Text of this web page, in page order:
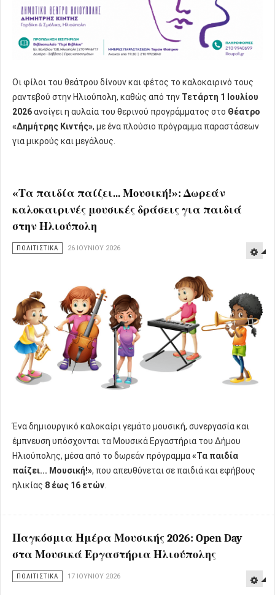
Οι φίλοι του θεάτρου δίνουν και φέτος το καλοκαιρινό τους
ραντεβού στην Ηλιούπολη, καθώς από την Τετάρτη 1 Ιουλίου
2026ανοίγει η αυλαία του θερινού προγράμματος στο Θέατρο
«Δημήτρης Κιντής», με ένα πλούσιο πρόγραμμα παραστάσεων
για μικρούς και μεγάλους.
«Τα παιδία παίζει... Μουσική!»: Δωρεάν
καλοκαιρινές μουσικές δράσεις για παιδιά
στην Ηλιούπολη
ΠΟΛΙΤΙΣΤΙΚΑ 26 ΙΟΥΝΊΟΥ 2026
Ένα δημιουργικό καλοκαίρι γεμάτο μουσική, συνεργασία και
έμπνευση υπόσχονται τα Μουσικά Εργαστήρια του Δήμου
Ηλιούπολης, μέσα από το δωρεάν πρόγραμμα«Τα παιδία
παίζει... Μουσική!», που απευθύνεται σε παιδιά και εφήβους
ηλικίας 8 έως 16 ετών
Παγκόσμια Ημέρα Μουσικής 2026: Open Day
στα Μουσικά Εργαστήρια Ηλιούπολης
ΠΟΛΙΤΙΣΤΙΚΑ 17 ΙΟΥΝΊΟΥ 2026